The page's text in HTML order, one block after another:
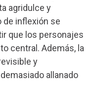
agridulce y
de inflexión se
que los personajes
central. Además, la
y
allanado